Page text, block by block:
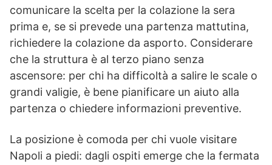
comunicare la scelta per la colazione la sera
prima e, se si prevede una partenza mattutina,
richiedere la colazione da asporto. Considerare
che la struttura è al terzo piano senza
ascensore: per chi ha difficoltà a salire le scale o
grandi valigie, è bene pianificare un aiuto alla
partenza o chiedere informazioni preventive.
La posizione è comoda per chi vuole visitare
Napoli a piedi: dagli ospiti emerge che la fermata